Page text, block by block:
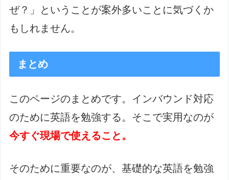
ぜ？」ということが案外多いことに気づくか
もしれません。
まとめ
このページのまとめです。インバウンド対応
のために英語を勉強する。そこで実用なのが
今すぐ現場で使えること。
そのために重要なのが、基礎的な英語を勉強